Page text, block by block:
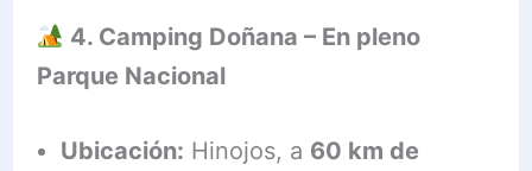
4. Camping Doñana – En pleno
Parque Nacional
Ubicación: Hinojos, a 60 km de